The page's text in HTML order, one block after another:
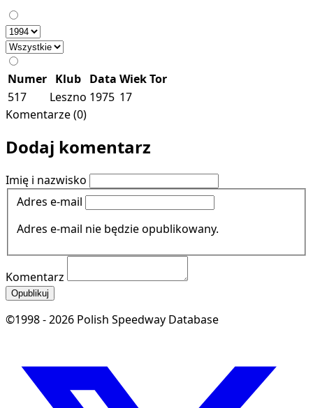
Numer Klub Data WiekTor
517
Leszno 1975 17
Komentarze (0)
Dodaj komentarz
Imię i nazwisko
Adres e-mail
Adres e-mail nie będzie opublikowany.
Komentarz
Opublikuj
©1998 - 2026 Polish Speedway Database